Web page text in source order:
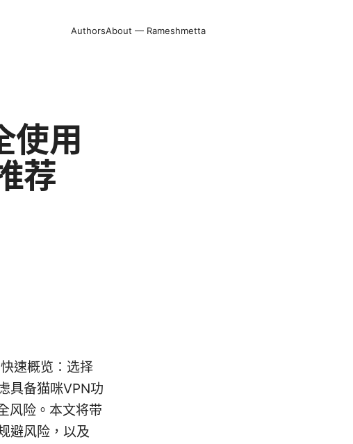
AuthorsAbout — Rameshmetta
使用
荐
速概览：选择
具备猫咪VPN功
风险。本文将带
避风险，以及